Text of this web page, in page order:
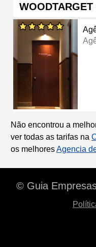
Não encontrou a
ver todas as tarifas na
os melhoresAgencia
© Guia